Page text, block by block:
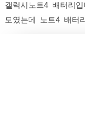
갤럭시노트4 배터리
모였는데 노트4 배터